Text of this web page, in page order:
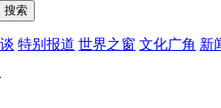
搜索
特别报道 世界之窗 文化广角 新